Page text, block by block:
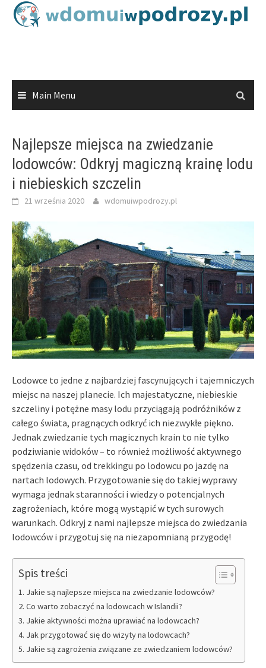
Skip
Main Menu
Najlepsze miejsca na zwiedzanie
lodowców: Odkryj magiczną krainę lodu
i niebieskich szczelin
21 września 2020 wdomuiwpodrozy.pl
Lodowce to jedne z najbardziej fascynujących i tajemniczych
miejsc na naszej planecie. Ich majestatyczne, niebieskie
szczeliny i potężne masy lodu przyciągają podróżników z
całego świata, pragnących odkryć ich niezwykłe piękno.
Jednak zwiedzanie tych magicznych krain to nie tylko
podziwianie widoków – to również możliwość aktywnego
spędzenia czasu, od trekkingu po lodowcu po jazdę na
nartach lodowych. Przygotowanie się do takiej wyprawy
wymaga jednak staranności i wiedzy o potencjalnych
zagrożeniach, które mogą wystąpić w tych surowych
warunkach. Odkryj z nami najlepsze miejsca do zwiedzania
lodowców i przygotuj się na niezapomnianą przygodę!
Spis treści
Jakie są najlepsze miejsca na zwiedzanie lodowców?
Co warto zobaczyć na lodowcach w Islandii?
Jakie aktywności można uprawiać na lodowcach?
Jak przygotować się do wizyty na lodowcach?
Jakie są zagrożenia związane ze zwiedzaniem lodowców?